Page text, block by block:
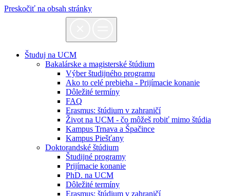
Preskočiť na obsah stránky
Študuj na UCM
Bakalárske a magisterské štúdium
Výber študijného programu
Ako to celé prebieha - Prijímacie konanie
Dôležité termíny
FAQ
Erasmus: štúdium v zahraničí
Život na UCM - čo môžeš robiť mimo štúdia
Kampus Trnava a Špačince
Kampus Piešťany
Doktorandské štúdium
Študijné programy
Prijímacie konanie
PhD. na UCM
Dôležité termíny
Erasmus: štúdium v zahraničí